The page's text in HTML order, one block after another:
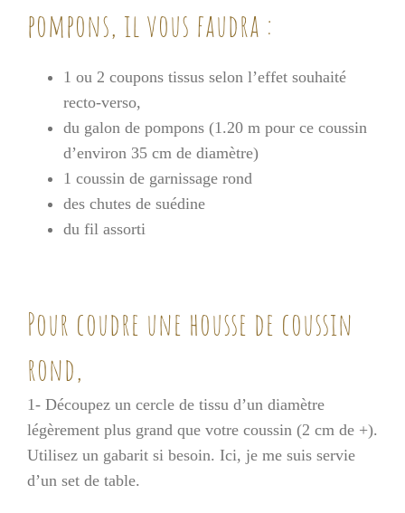
pompons, il vous faudra :
1 ou 2 coupons tissus selon l’effet souhaité
recto-verso,
du galon de pompons (1.20 m pour ce coussin
d’environ 35 cm de diamètre)
1 coussin de garnissage rond
des chutes de suédine
du fil assorti
Pour coudre une housse de coussin
rond,
1- Découpez un cercle de tissu d’un diamètre
légèrement plus grand que votre coussin (2 cm de +).
Utilisez un gabarit si besoin. Ici, je me suis servie
d’un set de table.